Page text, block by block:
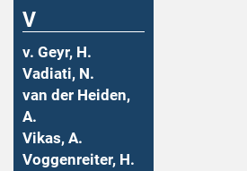
V
v. Geyr, H.
Vadiati, N.
van der Heiden,
A.
Vikas, A.
Voggenreiter, H.